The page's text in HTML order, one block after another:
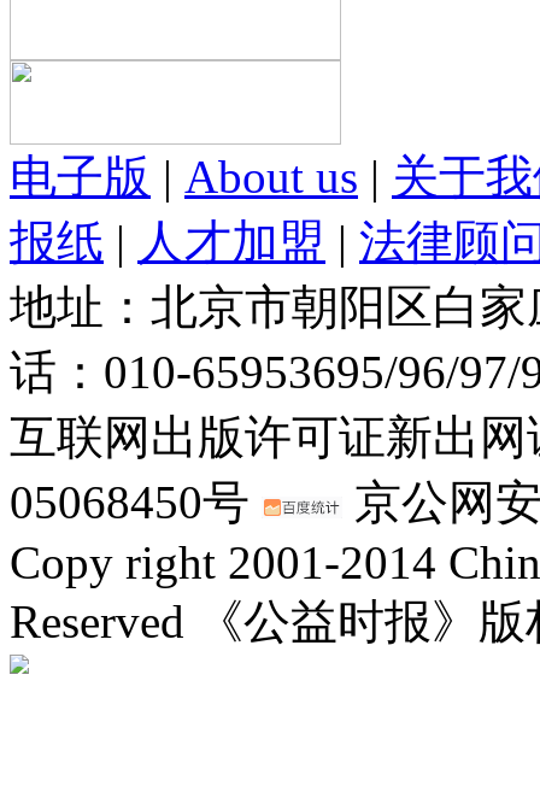
电子版 | About us | 关于
报纸 | 人才加盟 | 法律顾
地址：北京市朝阳区白
话：010-65953695/96/
互联网出版许可证新出
05068450号
京公网
Copy right 2001-2014
Reserved 《公益时报》